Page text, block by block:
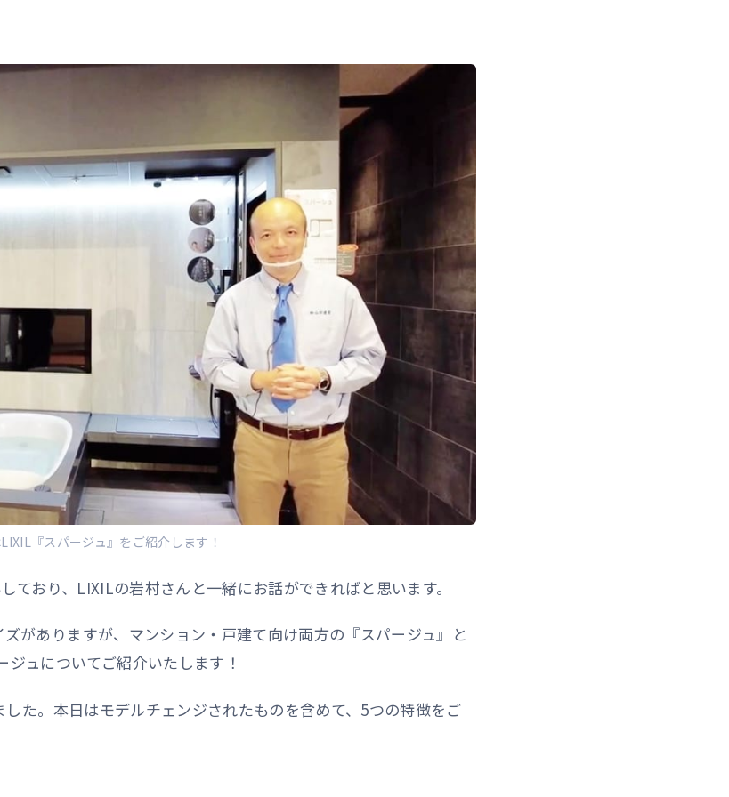
『スパージュ』をご紹介します！
おり、LIXILの岩村さんと一緒にお話ができればと思います。
がありますが、マンション・戸建て向け両方の『スパージュ』と
ュについてご紹介いたします！
た。本日はモデルチェンジされたものを含めて、5つの特徴をご